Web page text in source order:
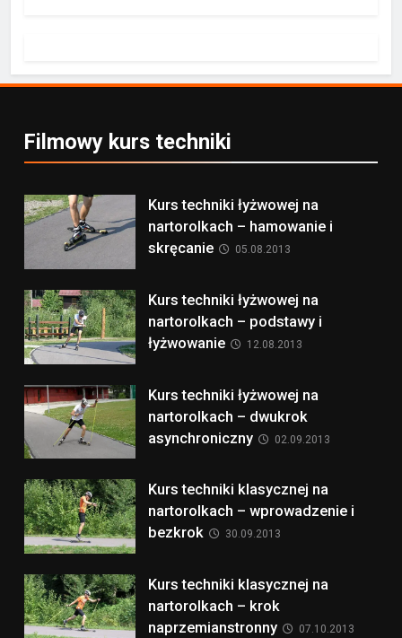
Filmowy kurs techniki
Kurs techniki łyżwowej na
nartorolkach – hamowanie i
skręcanie
05.08.2013
Kurs techniki łyżwowej na
nartorolkach – podstawy i
łyżwowanie
12.08.2013
Kurs techniki łyżwowej na
nartorolkach – dwukrok
asynchroniczny
02.09.2013
Kurs techniki klasycznej na
nartorolkach – wprowadzenie i
bezkrok
30.09.2013
Kurs techniki klasycznej na
nartorolkach – krok
naprzemianstronny
07.10.2013